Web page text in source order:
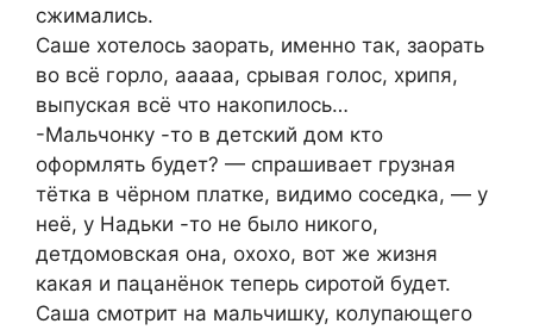
сжимались.
Саше хотелось заорать, именно так, заорать
во всё горло, ааааа, срывая голос, хрипя,
выпуская всё что накопилось…
-Мальчонку -то в детский дом кто
оформлять будет? — спрашивает грузная
тётка в чёрном платке, видимо соседка, — у
неё, у Надьки -то не было никого,
детдомовская она, охохо, вот же жизня
какая и пацанёнок теперь сиротой будет.
Саша смотрит на мальчишку, колупающего